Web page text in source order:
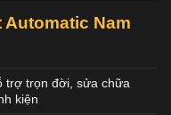
Nam
trợ trọn đời, sửa chữa
kiện